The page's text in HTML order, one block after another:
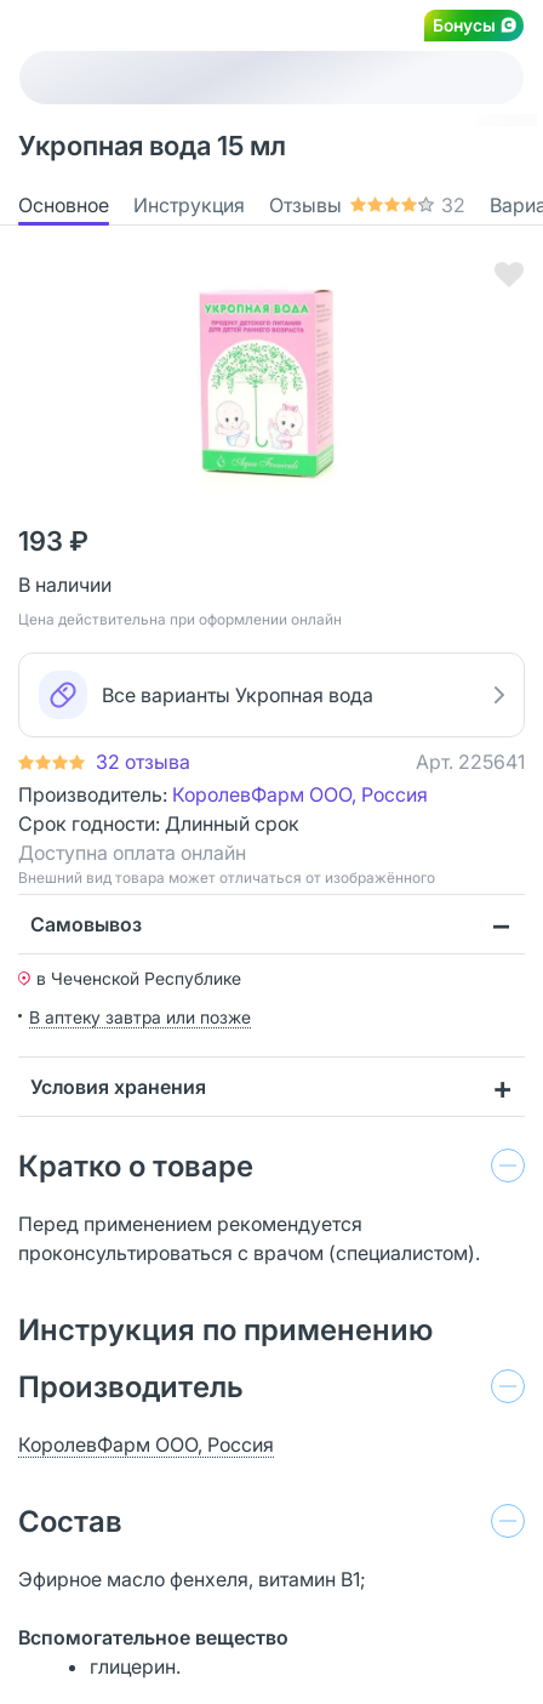
Бонусы
Укропная вода 15 мл
Основное Инструкция Отзывы 32
193 ₽
В наличии
Цена действительна при оформлении онлайн
Все варианты Укропная вода
32 отзыва Арт. 225641
Производитель: КоролевФарм ООО, Россия
Срок годности: Длинный срок
Доступна оплата онлайн
Bнешний вид товара может отличаться от изображённого
Самовывоз
в Чеченской Республике
В аптеку завтра или позже
Условия хранения
Кратко о товаре
Перед применением рекомендуется
проконсультироваться с врачом (специалистом).
Инструкция по применению
Производитель
КоролевФарм ООО, Россия
Состав
Эфирное масло фенхеля, витамин В1;
Вспомогательное вещество
глицерин.